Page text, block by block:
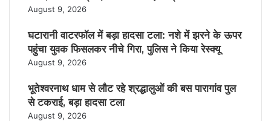
August 9, 2026
घटारानी वाटरफॉल में बड़ा हादसा टला: नशे में झरने के ऊपर
पहुंचा युवक फिसलकर नीचे गिरा, पुलिस ने किया रेस्क्यू
August 9, 2026
भूतेश्वरनाथ धाम से लौट रहे श्रद्धालुओं की बस पारागांव पुल
से टकराई, बड़ा हादसा टला
August 9, 2026